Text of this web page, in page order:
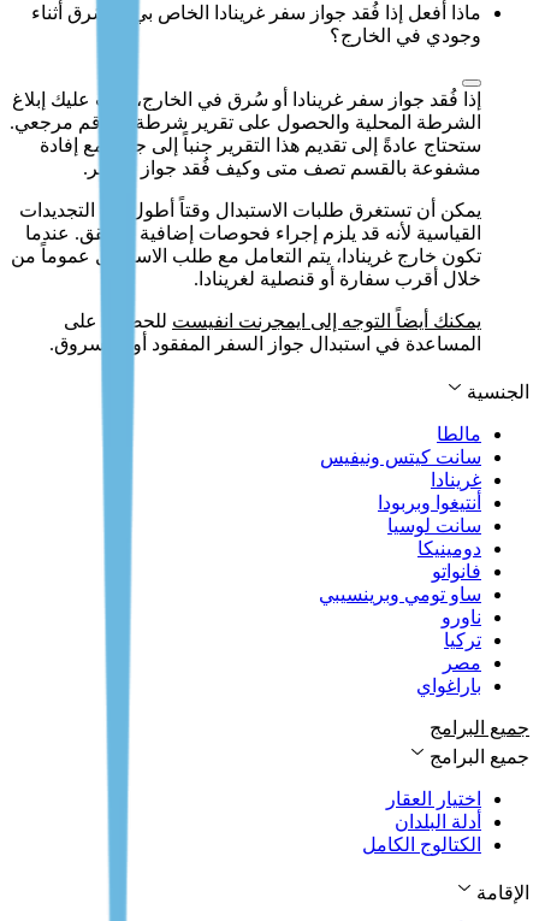
ماذا أفعل إذا فُقد جواز سفر غرينادا الخاص بي أو سُرق أثناء
وجودي في الخارج؟
إذا فُقد جواز سفر غرينادا أو سُرق في الخارج، يجب عليك إبلاغ
الشرطة المحلية والحصول على تقرير شرطة أو رقم مرجعي.
ستحتاج عادةً إلى تقديم هذا التقرير جنباً إلى جنب مع إفادة
مشفوعة بالقسم تصف متى وكيف فُقد جواز السفر.
يمكن أن تستغرق طلبات الاستبدال وقتاً أطول من التجديدات
القياسية لأنه قد يلزم إجراء فحوصات إضافية للتحقق. عندما
تكون خارج غرينادا، يتم التعامل مع طلب الاستبدال عموماً من
خلال أقرب سفارة أو قنصلية لغرينادا.
يمكنك أيضاً التوجه إلى ايمجرنت انفيست للحصول على
المساعدة في استبدال جواز السفر المفقود أو المسروق.
الجنسية
مالطا
سانت كيتس ونيفيس
غرينادا
أنتيغوا وبربودا
سانت لوسيا
دومينيكا
فانواتو
ساو تومي وبرينسيبي
ناورو
تركيا
مصر
باراغواي
جميع البرامج
جميع البرامج
اختيار العقار
أدلة البلدان
الكتالوج الكامل
الإقامة